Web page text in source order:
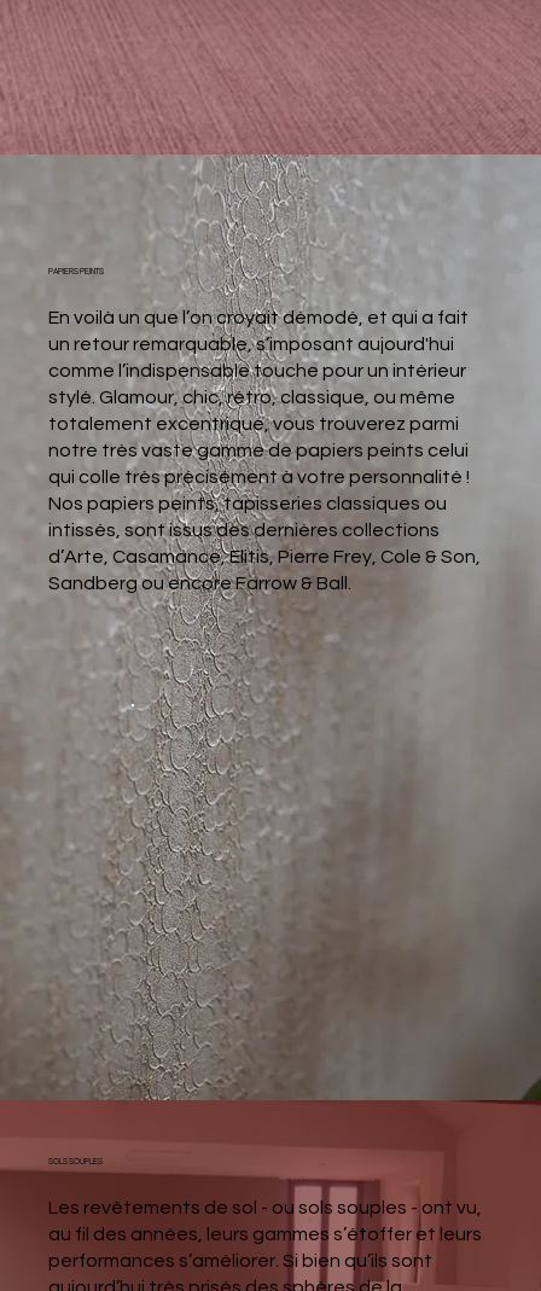
PAPIERS PEINTS
En voilà un que l’on croyait démodé, et qui a fait
un retour remarquable, s’imposant aujourd'hui
comme l’indispensable touche pour un intérieur
stylé. Glamour, chic, rétro, classique, ou même
totalement excentrique, vous trouverez parmi
notre très vaste gamme de papiers peints celui
qui colle très précisément à votre personnalité !
Nos papiers peints, tapisseries classiques ou
intissés, sont issus des dernières collections
d’Arte, Casamance, Elitis, Pierre Frey, Cole & Son,
Sandberg ou encore Farrow & Ball.
​SOLS SOUPLES
Les revêtements de sol - ou sols souples - ont vu,
au fil des années, leurs gammes s’étoffer et leurs
performances s’améliorer. Si bien qu’ils sont
aujourd’hui très prisés des sphères de la